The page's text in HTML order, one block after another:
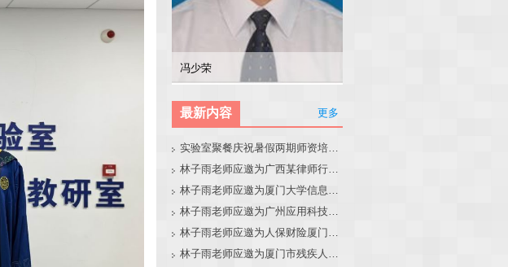
林子雨
张东站
林文水
冯少荣
最新内容 更多
实验室聚餐庆祝暑假两期师资培训班圆满结束
林子雨老师应邀为广西某律师行业培训班做大模型和智能体讲座
林子雨老师应邀为广州应用科技学院做大模型和智能体讲座